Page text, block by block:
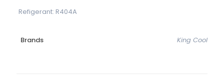
Refigerant: R404A
Brands King Cool